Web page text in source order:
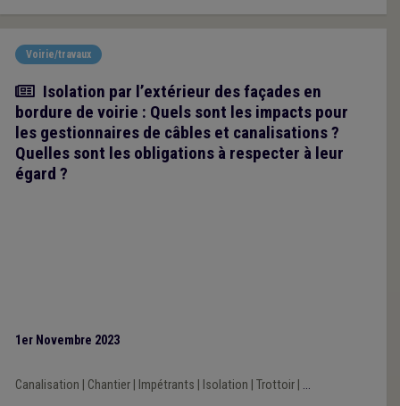
Voirie/travaux
Article
Isolation par l’extérieur des façades en
bordure de voirie : Quels sont les impacts pour
les gestionnaires de câbles et canalisations ?
Quelles sont les obligations à respecter à leur
égard ?
1er Novembre 2023
Canalisation Chantier| Impétrants Isolation Trottoir| ...